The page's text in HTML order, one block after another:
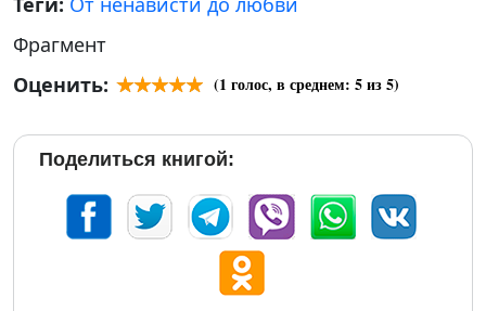
Фрагмент
Оценить:
(1 голос, в среднем: 5из 5)
Поделиться книгой: